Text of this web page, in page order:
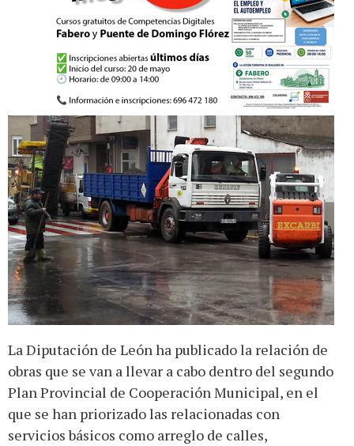
La Diputación de León ha publicado la relación de
obras que se van a llevar a cabo dentro del segundo
Plan Provincial de Cooperación Municipal, en el
que se han priorizado las relacionadas con
servicios básicos como arreglo de calles,